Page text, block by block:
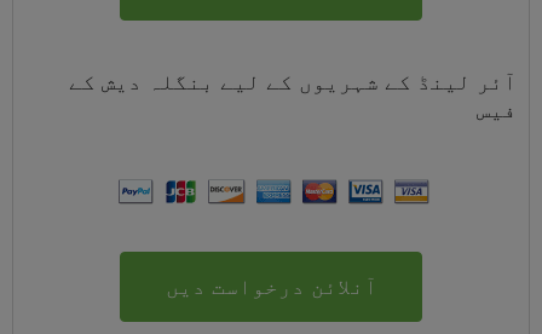
آئر لینڈ کے شہریوں کے لیے بنگلہ دیش کے
فیس
آنلائن درخواست دیں